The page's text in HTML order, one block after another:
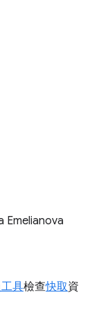
Emelianova
具檢查快取資